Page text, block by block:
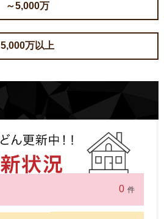
～5,000万
5,000万以上
0 件